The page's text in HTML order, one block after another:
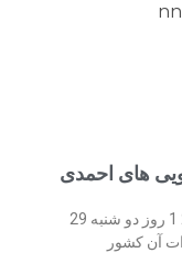
nn
های احمدی
چهارشنبه 31 شهریور 89 / 22 سپتامبر 2010 1 روز دو شنبه 29
آن کشور